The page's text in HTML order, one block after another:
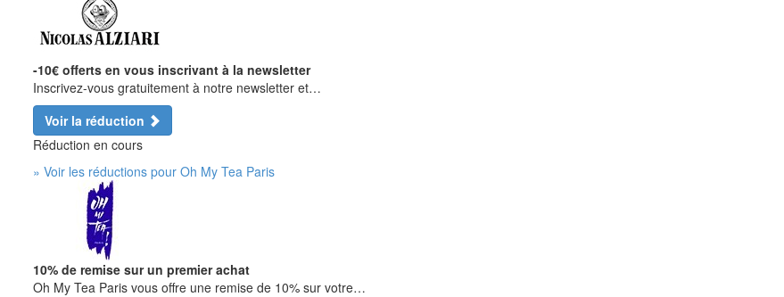
-10€ offerts en vous inscrivant à la newsletter
Inscrivez-vous gratuitement à notre newsletter et…
Voir la réduction
Réduction en cours
» Voir les réductions pour Oh My Tea Paris
10% de remise sur un premier achat
Oh My Tea Paris vous offre une remise de 10% sur votre…